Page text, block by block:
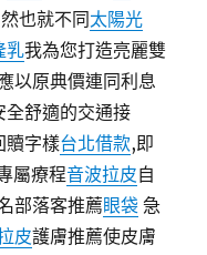
也就不同太陽光
乳我為您打造亮麗雙
以原典價連同利息
全舒適的交通接
贖字樣台北借款,即
屬療程音波拉皮自
部落客推薦眼袋 急
皮護膚推薦使皮膚